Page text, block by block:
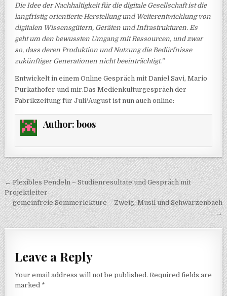
Die Idee der Nachhaltigkeit für die digitale Gesellschaft ist die
langfristig orientierte Herstellung und Weiterentwicklung von
digitalen Wissensgütern, Geräten und Infrastrukturen. Es
geht um den bewussten Umgang mit Ressourcen, und zwar
so, dass deren Produktion und Nutzung die Bedürfnisse
zukünftiger Generationen nicht beeinträchtigt.”
Entwickelt in einem Online Gespräch mit Daniel Savi, Mario
Purkathofer und mir.Das Medienkulturgespräch der
Fabrikzeitung für Juli/August ist nun auch online:
Author: boos
Post navigation
← Flexibles Pendeln – Studienresultate und Gespräch mit
Projektleiter
gemeinfreie Sommerlektüre – Zweig, Musil und Schwarzenbach
→
Leave a Reply
Your email address will not be published. Required fields are
marked *